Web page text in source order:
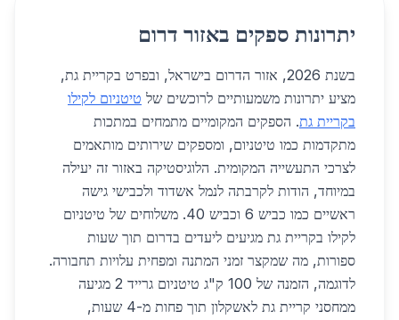
יתרונות ספקים באזור דרום
בשנת 2026, אזור הדרום בישראל, ובפרט בקריית גת,
מציע יתרונות משמעותיים לרוכשים של טיטניום לקילו
בקריית גת. הספקים המקומיים מתמחים במתכות
מתקדמות כמו טיטניום, ומספקים שירותים מותאמים
לצרכי התעשייה המקומית. הלוגיסטיקה באזור זה יעילה
במיוחד, הודות לקרבתה לנמל אשדוד ולכבישי גישה
ראשיים כמו כביש 6 וכביש 40. משלוחים של טיטניום
לקילו בקריית גת מגיעים ליעדים בדרום תוך שעות
ספורות, מה שמקצר זמני המתנה ומפחית עלויות תחבורה.
לדוגמה, הזמנה של 100 ק"ג טיטניום גרייד 2 מגיעה
ממחסני קריית גת לאשקלון תוך פחות מ-4 שעות,